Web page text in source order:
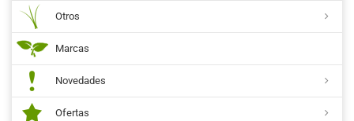
Otros
Marcas
Novedades
Ofertas